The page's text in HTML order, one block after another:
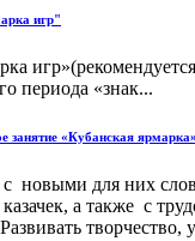
игр"
периода «знак...
занятие «Кубанская
новыми для них
казачек, а также с
творчество,